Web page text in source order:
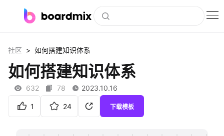
社区资源
下载
会员
社区 > 如何搭建知识体系
如何搭建知识体系
632 78 2023.10.16
1 24 下载模板